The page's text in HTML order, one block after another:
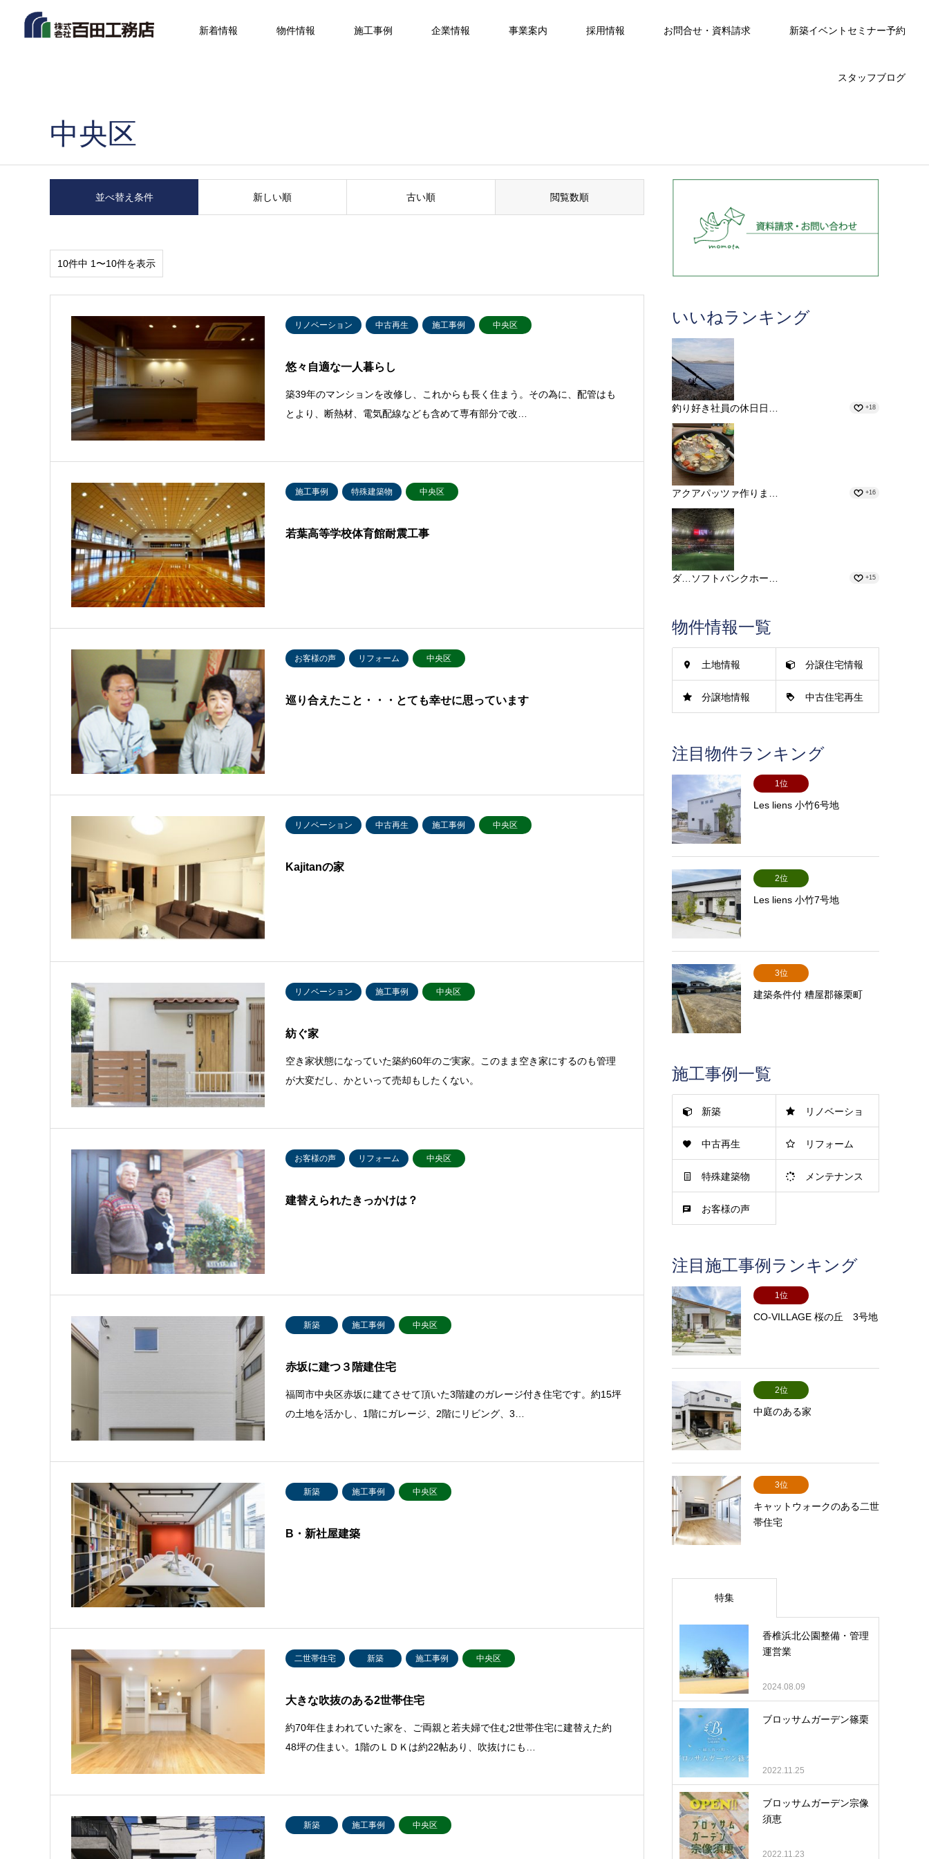
新着情報 物件情報 施工事例 企業情報 事業案内 採用情報 お問合せ・資料請求 新築イベントセミナー予約
スタッフブログ
中央区
並べ替え条件 新しい順 古い順 閲覧数順
10件中 1〜10件を表示
リノベーション 中古再生 施工事例 中央区
悠々自適な一人暮らし
築39年のマンションを改修し、これからも長く住まう。その為に、配管はも
とより、断熱材、電気配線なども含めて専有部分で改…
施工事例 特殊建築物 中央区
若葉高等学校体育館耐震工事
お客様の声 リフォーム 中央区
巡り合えたこと・・・とても幸せに思っています
リノベーション 中古再生 施工事例 中央区
Kajitanの家
リノベーション 施工事例 中央区
紡ぐ家
空き家状態になっていた築約60年のご実家。このまま空き家にするのも管理
が大変だし、かといって売却もしたくない。
お客様の声 リフォーム 中央区
建替えられたきっかけは？
新築 施工事例 中央区
赤坂に建つ３階建住宅
福岡市中央区赤坂に建てさせて頂いた3階建のガレージ付き住宅です。約15坪
の土地を活かし、1階にガレージ、2階にリビング、3…
新築 施工事例 中央区
B・新社屋建築
二世帯住宅 新築 施工事例 中央区
大きな吹抜のある2世帯住宅
約70年住まわれていた家を、ご両親と若夫婦で住む2世帯住宅に建替えた約
48坪の住まい。1階のＬＤＫは約22帖あり、吹抜けにも…
新築 施工事例 中央区
いいねランキング
釣り好き社員の休日日… +18
アクアパッツァ作りま… +16
ダ…ソフトバンクホー… +15
物件情報一覧
土地情報 分譲住宅情報
分譲地情報 中古住宅再生
注目物件ランキング
1位
Les liens 小竹6号地
2位
Les liens 小竹7号地
3位
建築条件付 糟屋郡篠栗町
施工事例一覧
新築 リノベーショ
ン
中古再生 リフォーム
特殊建築物 メンテナンス
お客様の声
注目施工事例ランキング
1位
CO-VILLAGE 桜の丘 3号地
2位
中庭のある家
3位
キャットウォークのある二世
帯住宅
特集
香椎浜北公園整備・管理
運営業
2024.08.09
ブロッサムガーデン篠栗
2022.11.25
ブロッサムガーデン宗像
須恵
2022.11.23